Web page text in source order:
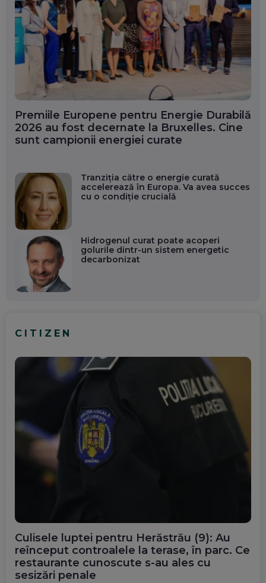
Premiile Europene pentru Energie Durabilă
2026 au fost decernate la Bruxelles. Cine
sunt campionii energiei curate
Tranziția către o energie curată
accelerează în Europa. Va avea succes
cu o condiție crucială
Hidrogenul curat poate acoperi
golurile dintr-un sistem energetic
decarbonizat
CITIZEN
Culisele luptei pentru Herăstrău (9): Au
reînceput controalele la terase, în parc. Ce
restaurante cunoscute s-au ales cu
sesizări penale